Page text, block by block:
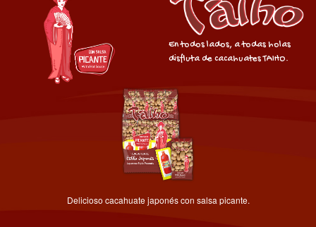
En todos lados, a todas holas
disfluta de cacahuates TAIHO.
Delicioso cacahuate japonés con salsa picante.